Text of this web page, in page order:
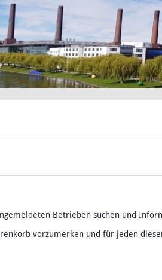
Betrieben suchen und
vorzumerken und für jeden